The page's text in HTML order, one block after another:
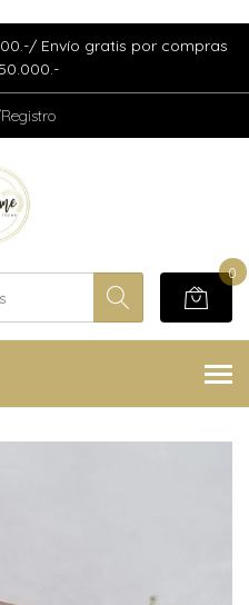
Envío gratis por compras
0